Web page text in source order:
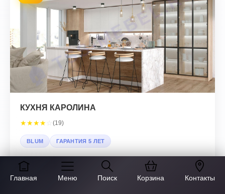
Главная Меню Поиск Корзина Контакты
КУХНЯ КАРОЛИНА
★★★★ (19)
BLUM ГАРАНТИЯ 5 ЛЕТ
от 30 576 ₽ за п.м.